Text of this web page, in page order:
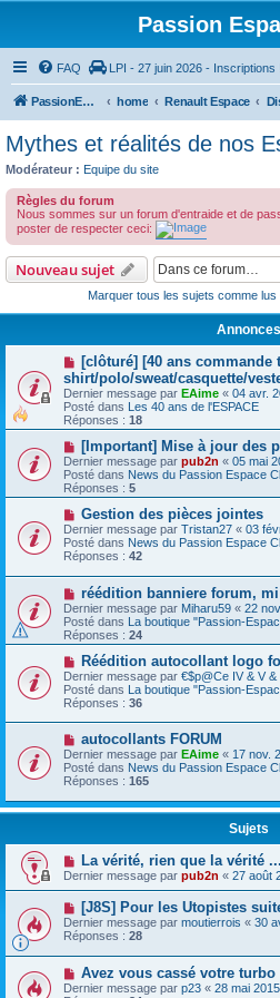
Passion
FAQ LPI - 27 juin 2026 - Inscriptions !
PassionEspaceClub home Renault Espace
Mythes et réalités de nos
Modérateur : Equipe du site
Règles du forum
Nous sommes sur un forum d'entraide et de
poster de respecter ceci:
Nouveau sujet
Marquer tous les sujets comme lus
Annonces
[clôturé] [40 ans commande
shirt/polo/sweat/casquette/
Dernier message par EAime « 04 avr.
Posté dans Les 40 ans de l'ESPACE
Réponses : 18
[Important] Mise à jour des
Dernier message par pub2n « 05 mai
Posté dans News du Passion Espace
Réponses : 5
Gestion des pièces jointes
Dernier message par Tristan27 « 03
Posté dans News du Passion Espace
Réponses : 42
réédition banniere forum, mi
Dernier message par Miharu59 « 22
Posté dans La boutique "Passion-
Réponses : 24
Réédition autocollant logo
Dernier message par €$p@Ce IV & V &
Posté dans La boutique "Passion-
Réponses : 36
autocollants FORUM
Dernier message par EAime « 17 nov.
Posté dans News du Passion Espace
Réponses : 165
Sujets
La vérité, rien que la vérité ...
Dernier message par pub2n « 27 août
[J8S] Pour les Utopistes
Dernier message par moutierrois « 30
Réponses : 28
Avez vous cassé votre turbo
Dernier message par p23 « 28 mai